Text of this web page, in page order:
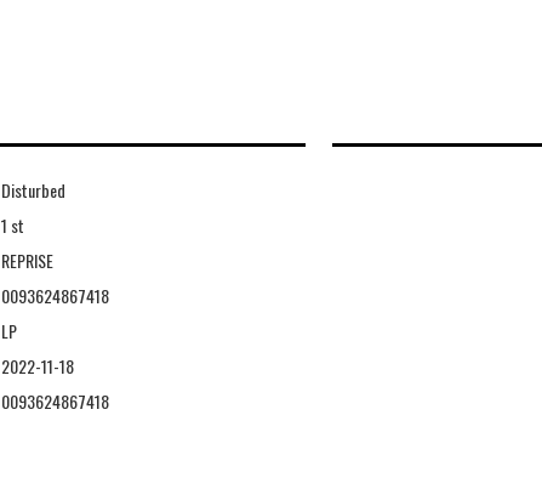
Disturbed
1 st
REPRISE
0093624867418
LP
2022-11-18
0093624867418